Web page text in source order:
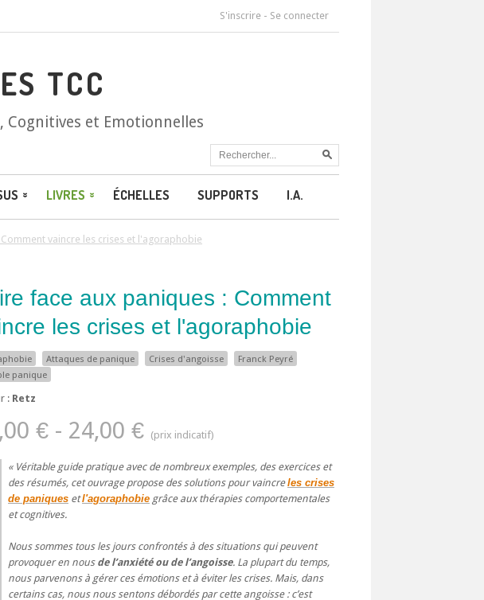
S'inscrire - Se connecter
TCC
Cognitives et Emotionnelles
LIVRES ÉCHELLES SUPPORTS I.A.
vaincre les crises et l'agoraphobie
face aux paniques : Comment
les crises et l'agoraphobie
Attaques de panique Crises d'angoisse
Franck Peyré
panique
: Retz
€ - 24,00 €
Véritable guide pratique avec de nombreux exemples, des exercices et
des résumés, cet ouvrage propose des solutions pour vaincreles crises
de paniques etl'agoraphobie grâce aux thérapies comportementales
et cognitives.
Nous sommes tous les jours confrontés à des situations qui peuvent
provoquer en nous de l’anxiété ou de l’angoisse. La plupart du temps,
nous parvenons à gérer ces émotions et à éviter les crises. Mais, dans
certains cas, nous nous sentons débordés par cette angoisse : c’est